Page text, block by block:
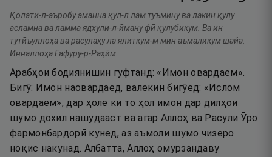
Қолати-л-аъробу аманна қул-л лам туъмину ва лакин қулу
асламна ва ламма ядхули-л-ӣману фӣ қулубикум. Ва ин
тутӣъуллоҳа ва расулаҳу ла ялиткум-м мин аъмаликум шайа.
Инналлоҳа Ғафуру-р-Раҳӣм.
Арабҳои бодиянишин гуфтанд: «Имон овардаем».
Бигӯ: Имон наовардаед, валекин бигӯед: «Ислом
овардаем», дар ҳоле ки то ҳол имон дар дилҳои
шумо дохил нашудааст ва агар Аллоҳ ва Расули Ӯро
фармонбардорӣ кунед, аз аъмоли шумо чизеро
ноқис накунад. Албатта, Аллоҳ омурзандаву